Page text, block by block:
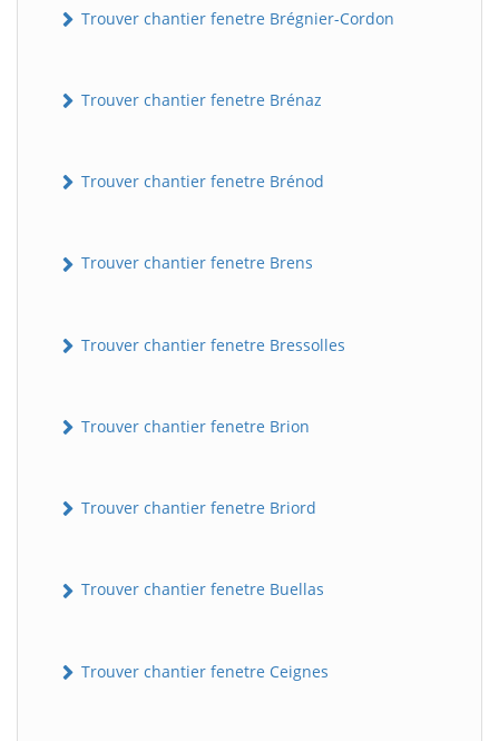
Trouver chantier fenetre Brégnier-Cordon
Trouver chantier fenetre Brénaz
Trouver chantier fenetre Brénod
Trouver chantier fenetre Brens
Trouver chantier fenetre Bressolles
Trouver chantier fenetre Brion
Trouver chantier fenetre Briord
Trouver chantier fenetre Buellas
Trouver chantier fenetre Ceignes